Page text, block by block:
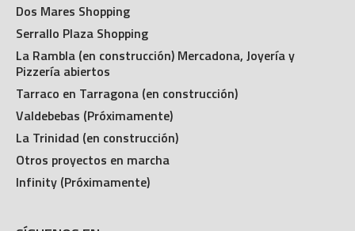
Dos Mares Shopping
Serrallo Plaza Shopping
La Rambla (en construcción) Mercadona, Joyería y
Pizzería abiertos
Tarraco en Tarragona (en construcción)
Valdebebas (Próximamente)
La Trinidad (en construcción)
Otros proyectos en marcha
Infinity (Próximamente)